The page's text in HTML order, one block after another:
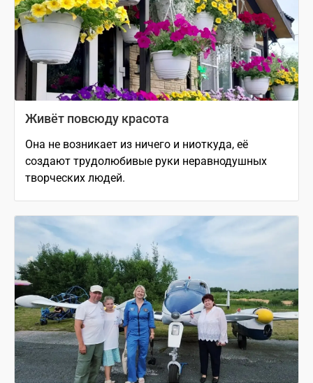
Живёт повсюду красота
Она не возникает из ничего и ниоткуда, её
создают трудолюбивые руки неравнодушных
творческих людей.